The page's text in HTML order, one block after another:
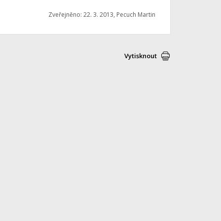
Zveřejněno: 22. 3. 2013, Pecuch Martin
Vytisknout